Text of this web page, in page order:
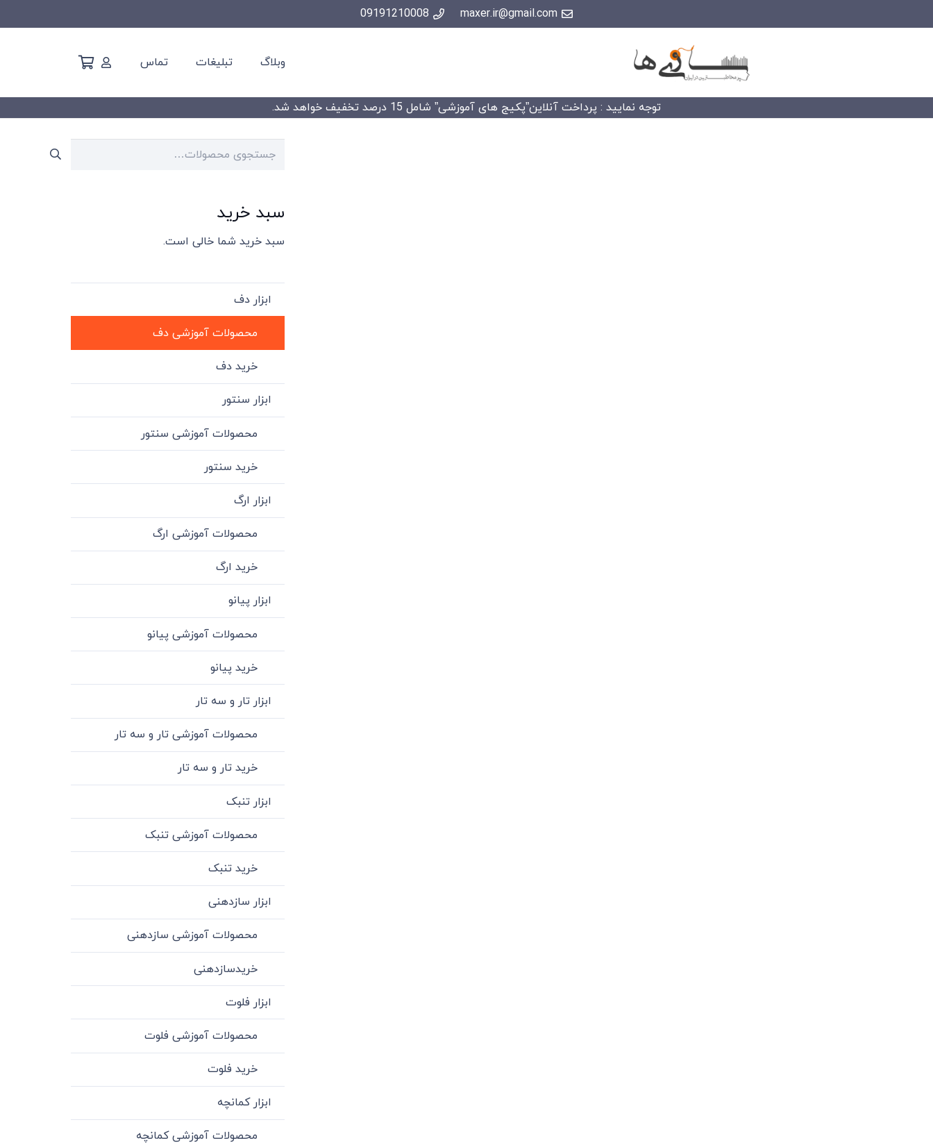
maxer.ir@gmail.com
09191210008
وبلاگ تبلیغات تماس
توجه نمایید : پرداخت آنلاین”پکیج های آموزشی” شامل 15 درصد تخفیف خواهد شد.
جستجو
سبد خرید
سبد خرید شما خالی است.
ابزار دف
محصولات آموزشی دف
خرید دف
ابزار سنتور
محصولات آموزشی سنتور
خرید سنتور
ابزار ارگ
محصولات آموزشی ارگ
خرید ارگ
ابزار پیانو
محصولات آموزشی پیانو
خرید پیانو
ابزار تار و سه تار
محصولات آموزشی تار و سه تار
خرید تار و سه تار
ابزار تنبک
محصولات آموزشی تنبک
خرید تنبک
ابزار سازدهنی
محصولات آموزشی سازدهنی
خریدسازدهنی
ابزار فلوت
محصولات آموزشی فلوت
خرید فلوت
ابزار کمانچه
محصولات آموزشی کمانچه